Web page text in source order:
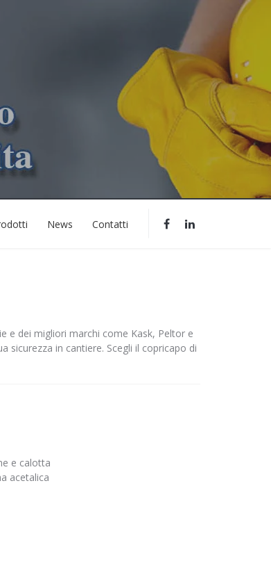
News Contatti
e dei migliori marchi come Kask, Peltor e
sicurezza in cantiere. Scegli il copricapo di
e calotta
acetalica